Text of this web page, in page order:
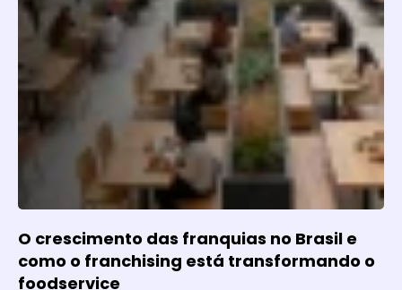
O crescimento das franquias no Brasil e
como o franchising está transformando o
foodservice